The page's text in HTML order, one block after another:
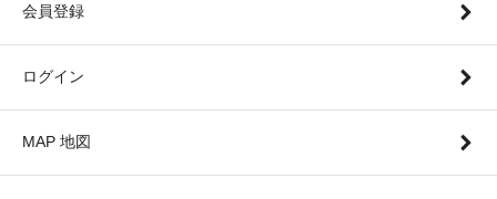
会員登録
ログイン
MAP 地図